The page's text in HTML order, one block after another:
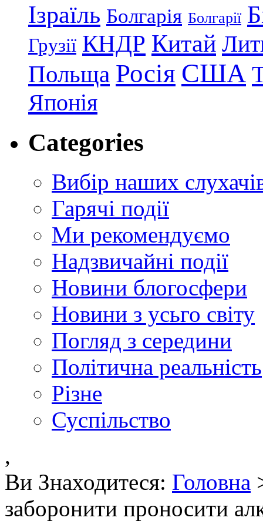
Ізраїль Болгарія Болгарії
Грузії КНДР Китай
Польща Росія США
Японія
Categories
Вибір наших
Гарячі події
Ми рекомендуємо
Надзвичайні події
Новини блогосфери
Новини з усьго світу
Погляд з середини
Політична реальність
Різне
Суспільство
,
Ви Знаходитеся: Головна
заборонити проносити